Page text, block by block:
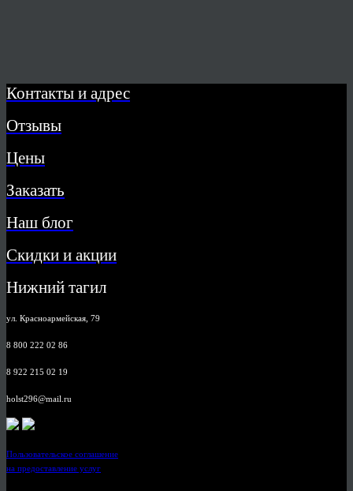
Контакты и адрес
Отзывы
Цены
Заказать
Наш блог
Скидки и акции
Нижний тагил
ул. Красноармейская, 79
8 800 222 02 86
8 922 215 02 19
holst296@mail.ru
Пользовательское соглашение
на предоставление услуг